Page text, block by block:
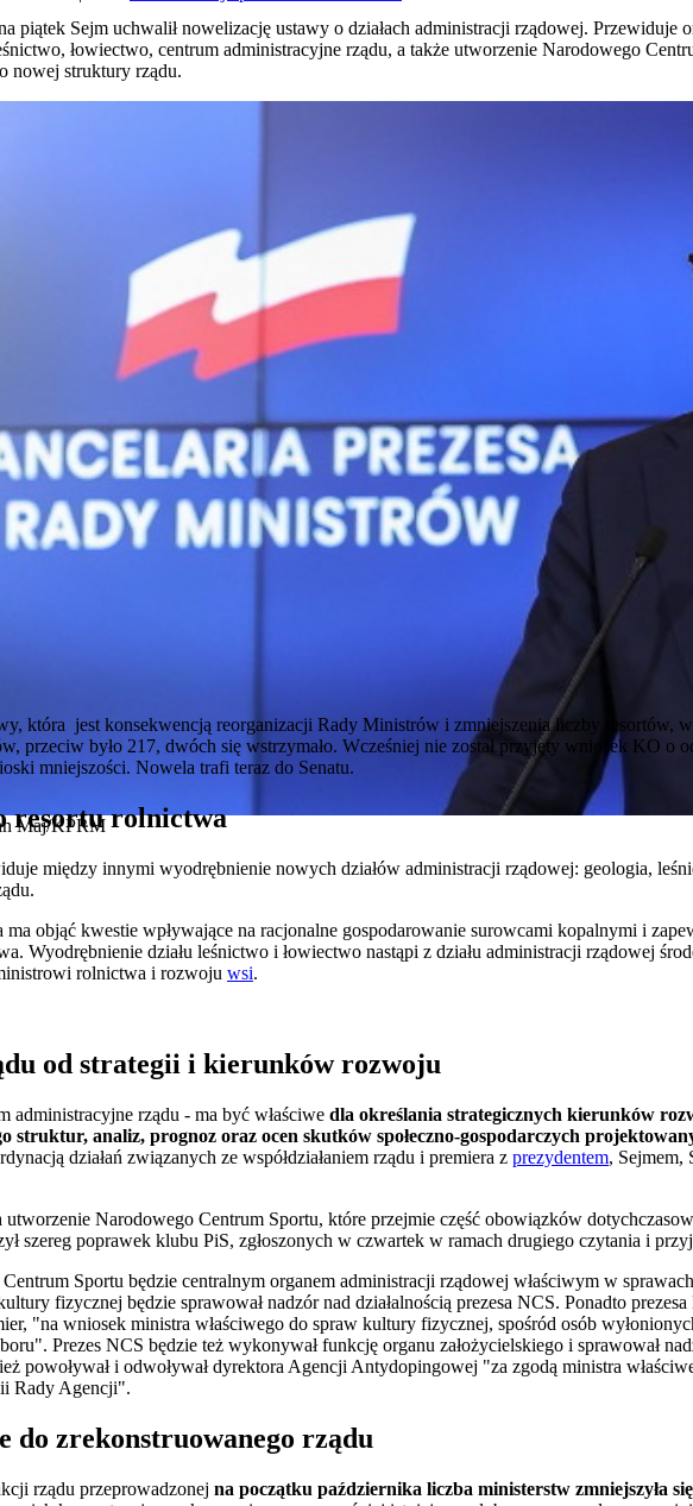
piątek Sejm uchwalił nowelizację ustawy o działach administracji rządowej. Przewiduje
łowiectwo, centrum administracyjne rządu, a także utworzenie Narodowego
nowej struktury rządu.
Maj/KPRM
która jest konsekwencją reorganizacji Rady Ministrów i zmniejszenia liczby resortów,
przeciw było 217, dwóch się wstrzymało. Wcześniej nie został przyjęty wniosek KO o
mniejszości. Nowela trafi teraz do Senatu.
resortu rolnictwa
między innymi wyodrębnienie nowych działów administracji rządowej: geologia,
ma objąć kwestie wpływające na racjonalne gospodarowanie surowcami kopalnymi i
Wyodrębnienie działu leśnictwo i łowiectwo nastąpi z działu administracji rządowej
rolnictwa i rozwoju wsi.
od strategii i kierunków rozwoju
administracyjne rządu - ma być właściwe dla określania strategicznych kierunków
struktur, analiz, prognoz oraz ocen skutków społeczno-gospodarczych
działań związanych ze współdziałaniem rządu i premiera z prezydentem, Sejmem,
utworzenie Narodowego Centrum Sportu, które przejmie część obowiązków
szereg poprawek klubu PiS, zgłoszonych w czwartek w ramach drugiego czytania i
Sportu będzie centralnym organem administracji rządowej właściwym w
fizycznej będzie sprawował nadzór nad działalnością prezesa NCS. Ponadto
"na wniosek ministra właściwego do spraw kultury fizycznej, spośród osób
Prezes NCS będzie też wykonywał funkcję organu założycielskiego i sprawował
powoływał i odwoływał dyrektora Agencji Antydopingowej "za zgodą ministra
Rady Agencji".
do zrekonstruowanego rządu
rządu przeprowadzonej na początku października liczba ministerstw zmniejszyła